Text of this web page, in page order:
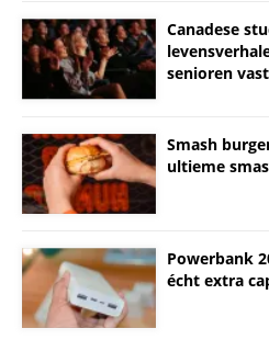
Canadese
senioren vast
Smash
ultieme
Powerbank
écht extra